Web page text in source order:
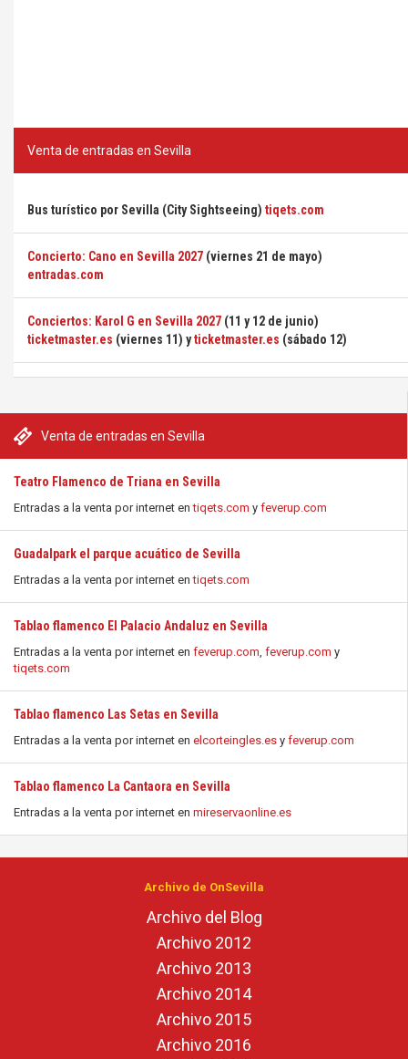
Venta de entradas en Sevilla
Teatro Flamenco de Triana en Sevilla
Entradas a la venta por internet entiqets.com y feverup.com
Guadalpark el parque acuático de Sevilla
Entradas a la venta por internet entiqets.com
Tablao flamenco El Palacio Andaluz en Sevilla
Entradas a la venta por internet en feverup.com, feverup.com y
tiqets.com
Tablao flamenco Las Setas en Sevilla
Entradas a la venta por internet en elcorteingles.es y feverup.com
Tablao flamenco La Cantaora en Sevilla
Entradas a la venta por internet en mireservaonline.es
Venta de entradas en Sevilla
Bus turístico por Sevilla (City Sightseeing) tiqets.com
Concierto: Cano en Sevilla 2027 (viernes 21 de mayo)
entradas.com
Conciertos: Karol G en Sevilla 2027 (11 y 12 de junio)
ticketmaster.es (viernes 11) yticketmaster.es (sábado 12)
Archivo de OnSevilla
Archivo del Blog
Archivo 2012
Archivo 2013
Archivo 2014
Archivo 2015
Archivo 2016